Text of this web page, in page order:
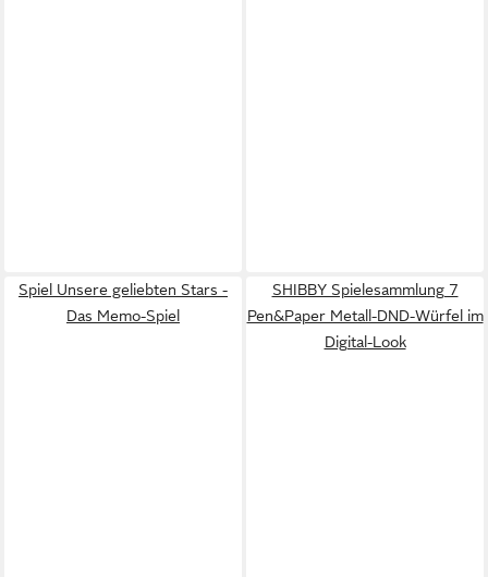
Spiel Unsere geliebten Stars -
Das Memo-Spiel
SHIBBY Spielesammlung 7
Pen&Paper Metall-DND-Würfel im
Digital-Look